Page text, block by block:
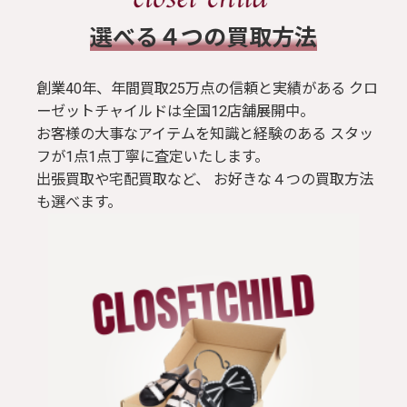
​選べる４つの買取方法
創業40年、年間買取25万点の信頼と実績がある クロ
ーゼットチャイルドは全国12店舗展開中。
お客様の大事なアイテムを知識と経験のある スタッ
フが1点1点丁寧に査定いたします。
出張買取や宅配買取など、 お好きな４つの買取方法
も選べます。